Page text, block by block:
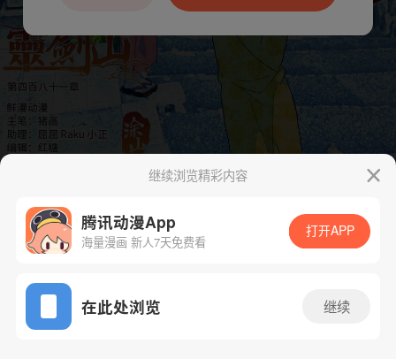
App免费看
下一话 腾漫App免费看
继续浏览精彩内容
腾讯动漫App
海量漫画 新人7天免费看
打开APP
在此处浏览 继续